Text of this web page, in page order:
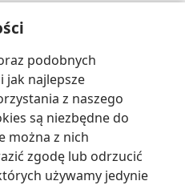
podobnych
jak najlepsze
z naszego
są niezbędne do
można z nich
zgodę lub odrzucić
używamy jedynie
Strażnicy